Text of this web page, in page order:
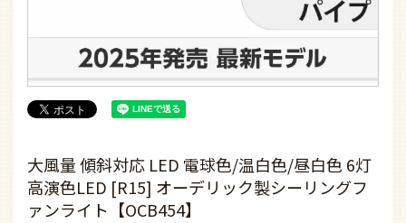
大風量 傾斜対応 LED 電球色/温白色/昼白色 6灯
高演色LED [R15] オーデリック製シーリングフ
ァンライト【OCB454】